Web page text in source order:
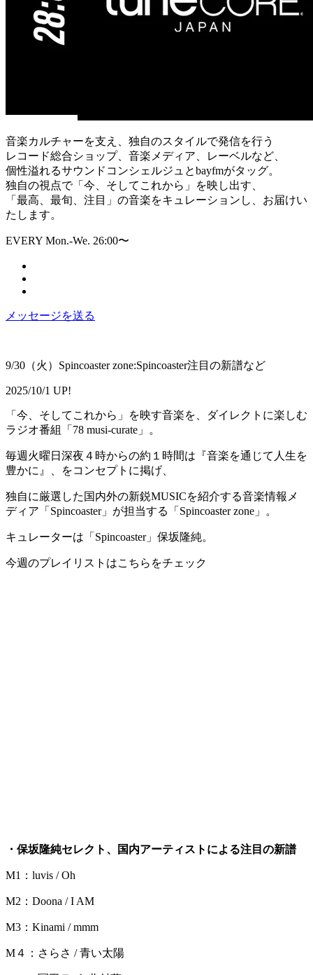
音楽カルチャーを支え、独自のスタイルで発信を行う
レコード総合ショップ、音楽メディア、レーベルなど、
個性溢れるサウンドコンシェルジュとbayfmがタッグ。
独自の視点で「今、そしてこれから」を映し出す、
「最高、最旬、注目」の音楽をキュレーションし、お届けい
たします。
EVERY Mon.-We. 26:00〜
メッセージを送る
9/30（火）Spincoaster zone:Spincoaster注目の新譜など
2025/10/1 UP!
「今、そしてこれから」を映す音楽を、ダイレクトに楽しむ
ラジオ番組「78 musi-curate」。
毎週火曜日深夜４時からの約１時間は『音楽を通じて人生を
豊かに』、をコンセプトに掲げ、
独自に厳選した国内外の新鋭MUSICを紹介する音楽情報メ
ディア「Spincoaster」が担当する「Spincoaster zone」。
キュレーターは「Spincoaster」保坂隆純。
今週のプレイリストはこちらをチェック
・保坂隆純セレクト、国内アーティストによる注目の新譜
M1：luvis / Oh
M2：Doona / I AM
M3：Kinami / mmm
M４：さらさ / 青い太陽